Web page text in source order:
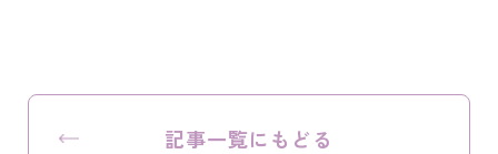
記事一覧にもどる